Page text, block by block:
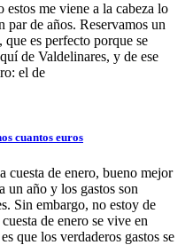
me viene a la cabeza lo
de años. Reservamos un
es perfecto porque se
de Valdelinares, y de ese
el de
cuantos euros
cuesta de enero, bueno mejor
un año y los gastos son
Sin embargo, no estoy de
de enero se vive en
que los verdaderos gastos se